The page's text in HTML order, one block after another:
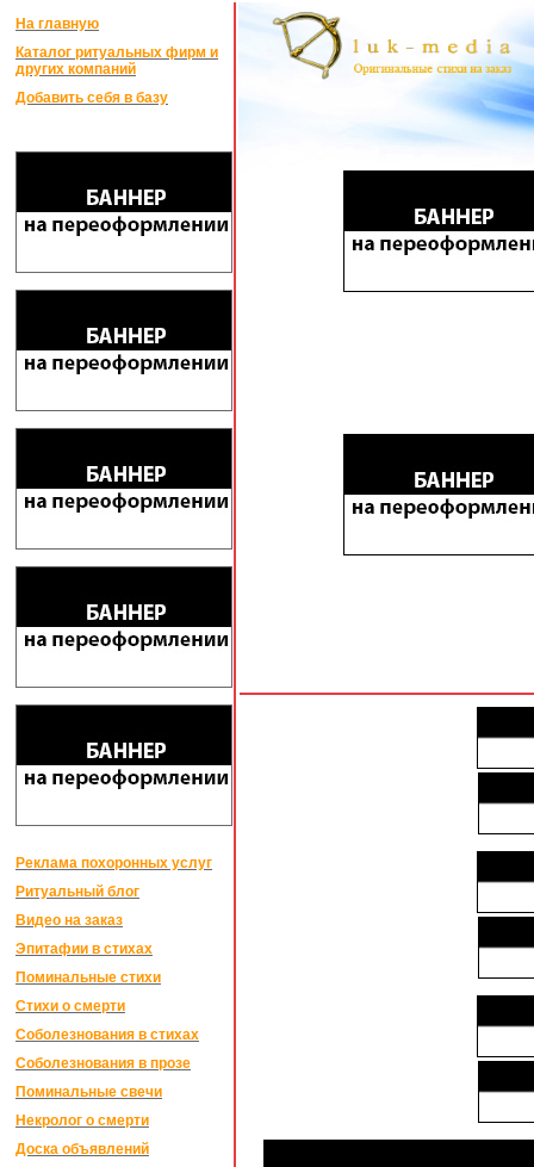
На главную
Каталог ритуальных фирм и
других компаний
Добавить себя в базу
Реклама похоронных услуг
Ритуальный блог
Видео на заказ
Эпитафии в стихах
Поминальные стихи
Стихи о смерти
Соболезнования в стихах
Соболезнования в прозе
Поминальные свечи
Некролог о смерти
Доска объявлений